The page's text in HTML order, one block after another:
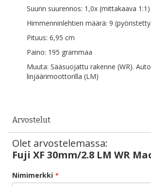
Suurin suurennos: 1,0x (mittakaava 1:1)
Himmenninlehtien määrä: 9
Pituus: 6,95 cm
Paino: 195 grammaa
Muuta: Sääsuojattu rakenne (WR).
linjäärimoottorilla (LM)
Arvostelut
Olet arvostelemassa:
Fuji XF 30mm/2.8 LM WR
Nimimerkki